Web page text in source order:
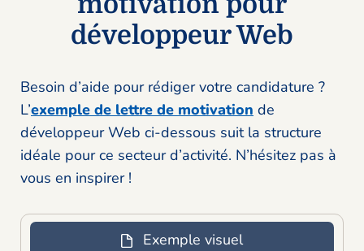
développeur Web
Besoin d’aide pour rédiger votre candidature ?
L’exemple de lettre de motivation de
développeur Web ci-dessous suit la structure
idéale pour ce secteur d’activité. N’hésitez pas à
vous en inspirer !
Exemple visuel